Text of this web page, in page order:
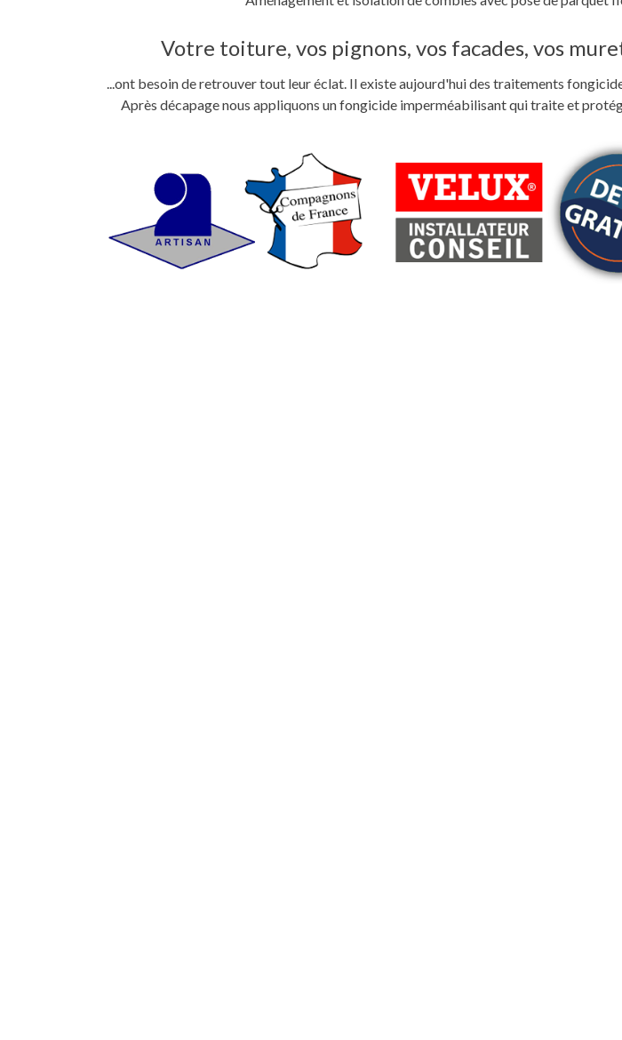
Votre toiture, vos pignons, vos facades, vos
...ont besoin de retrouver tout leur éclat. Il existe aujourd'hui des traitements
Après décapage nous appliquons un fongicide imperméabilisant qui traite et